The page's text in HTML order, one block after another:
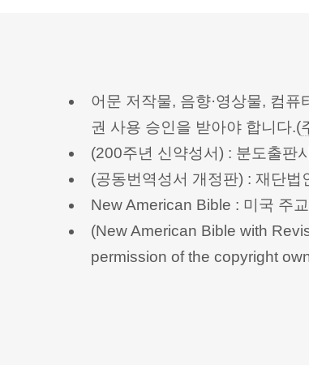
어문 저작물, 음향·영상물, 컴
권 사용 승인을 받아야 합니다.(
(200주년 신약성서) : 분도출판
(공동번역성서 개정판) : 재단
New American Bible : 미국 주
(New American Bible with
permission of the copyright